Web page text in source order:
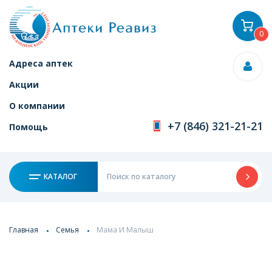
Адреса аптек
Акции
О компании
Помощь
+7 (846) 321-21-21
КАТАЛОГ
0
Главная Семья Мама И Малыш